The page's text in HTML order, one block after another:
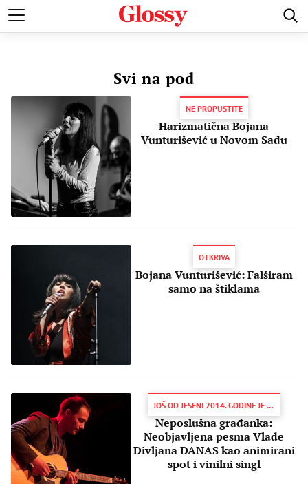
POZNATI MODA I LEPOTA ZDRAVI I SREĆNI LJUBAV
Svi na pod
NE PROPUSTITE
Harizmatična Bojana
Vunturišević u Novom Sadu
OTKRIVA
Bojana Vunturišević: Falširam
samo na štiklama
JOŠ OD JESENI 2014. GODINE JE NAJAVLJIVAO...
Neposlušna građanka:
Neobjavljena pesma Vlade
Divljana DANAS kao animirani
spot i vinilni singl